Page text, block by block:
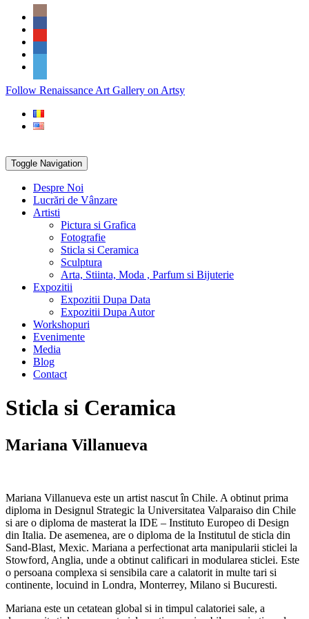
Skip
content
Social
Icons
PARTENER
Follow Renaissance Art Gallery on Artsy
Toggle Navigation
Despre Noi
Lucrări de Vânzare
Artisti
Pictura si Grafica
Fotografie
Sticla si Ceramica
Sculptura
Arta, Stiinta, Moda , Parfum si Bijuterie
Expozitii
Expozitii Dupa Data
Expozitii Dupa Autor
Workshopuri
Evenimente
Media
Blog
Contact
Sticla si Ceramica
Mariana Villanueva
Mariana Villanueva este un artist nascut în Chile. A obtinut prima
diploma in Designul Strategic la Universitatea Valparaiso din Chile
si are o diploma de masterat la IDE – Instituto Europeo di Design
din Italia. De asemenea, are o diploma de la Institutul de sticla din
Sand-Blast, Mexic. Mariana a perfectionat arta manipularii sticlei la
Stowford, Anglia, unde a obtinut calificari in modularea sticlei. Este
o persoana complexa si sensibila care a calatorit in multe tari si
continente, locuind in Londra, Monterrey, Milano si Bucuresti.
Mariana este un cetatean global si in timpul calatoriei sale, a